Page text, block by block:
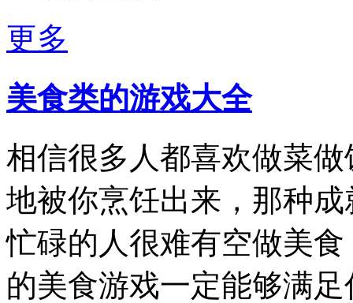
更多
美食类的游戏大全
相信很多人都喜欢做菜
地被你烹饪出来，那种
忙碌的人很难有空做美
的美食游戏一定能够满